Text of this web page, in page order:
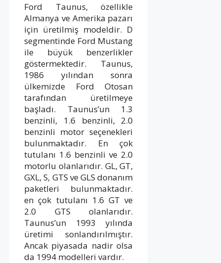
Ford Taunus, özellikle
Almanya ve Amerika pazarı
için üretilmiş modeldir. D
segmentinde Ford Mustang
ile büyük benzerlikler
göstermektedir. Taunus,
1986 yılından sonra
ülkemizde Ford Otosan
tarafından üretilmeye
başladı. Taunus’un 1.3
benzinli, 1.6 benzinli, 2.0
benzinli motor seçenekleri
bulunmaktadır. En çok
tutulanı 1.6 benzinli ve 2.0
motorlu olanlarıdır. GL, GT,
GXL, S, GTS ve GLS donanım
paketleri bulunmaktadır.
en çok tutulanı 1.6 GT ve
2.0 GTS olanlarıdır.
Taunus’un 1993 yılında
üretimi sonlandırılmıştır.
Ancak piyasada nadir olsa
da 1994 modelleri vardır.